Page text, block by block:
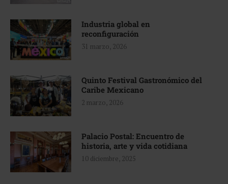
Industria global en
reconfiguración
31 marzo, 2026
Quinto Festival Gastronómico del
Caribe Mexicano
2 marzo, 2026
Palacio Postal: Encuentro de
historia, arte y vida cotidiana
10 diciembre, 2025